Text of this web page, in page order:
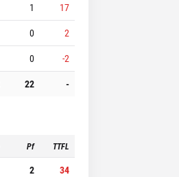
1
17
0
2
0
-2
22 -
Pf TTFL
2
34